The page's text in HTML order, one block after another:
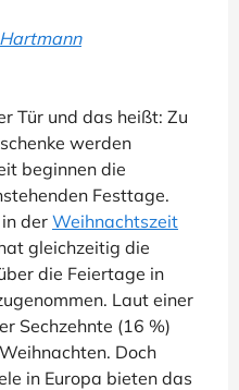
Tür und das heißt: Zu
werden
beginnen die
Festtage.
der Weihnachtszeit
gleichzeitig die
die Feiertage in
Laut einer
Sechzehnte (16 %)
Doch
in Europa bieten das